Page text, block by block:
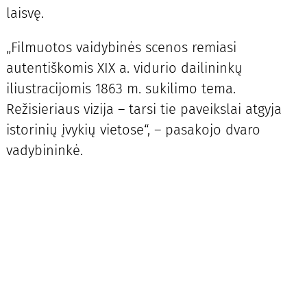
laisvę.
„Filmuotos vaidybinės scenos remiasi
autentiškomis XIX a. vidurio dailininkų
iliustracijomis 1863 m. sukilimo tema.
Režisieriaus vizija – tarsi tie paveikslai atgyja
istorinių įvykių vietose“, – pasakojo dvaro
vadybininkė.